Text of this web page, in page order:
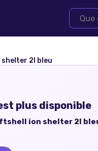
2l bleu
plus disponible
ion shelter 2l